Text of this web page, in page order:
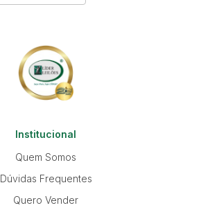
Institucional
Quem Somos
Dúvidas Frequentes
Quero Vender